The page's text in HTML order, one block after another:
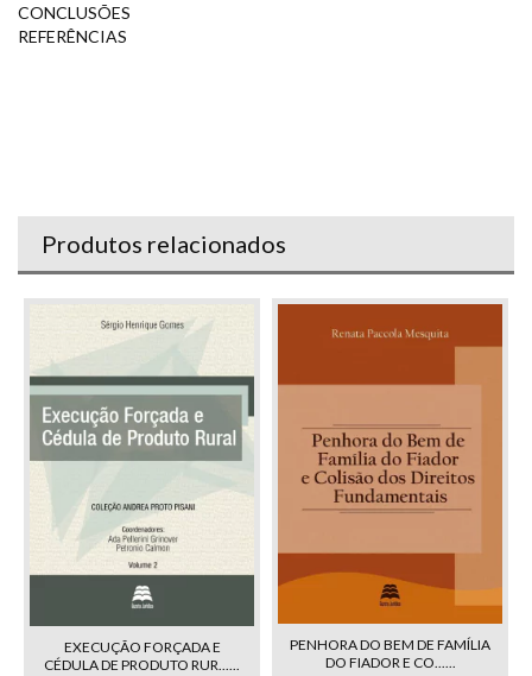
CONCLUSÕES
REFERÊNCIAS
Produtos relacionados
EXECUÇÃO FORÇADA E
CÉDULA DE PRODUTO RUR......
PENHORA DO BEM DE FAMÍLIA
DO FIADOR E CO......